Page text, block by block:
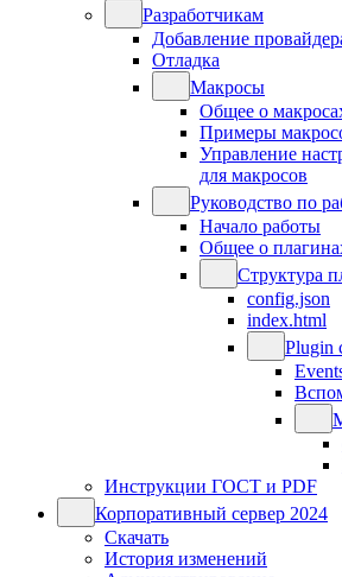
Разработчикам
Добавление
Отладка
Макросы
Общее о
Примеры
Управление
для макросов
Руководство по
Начало работы
Общее о
Структура
config.json
index.html
Plugin
Инструкции ГОСТ и PDF
Корпоративный сервер 2024
Скачать
История изменений